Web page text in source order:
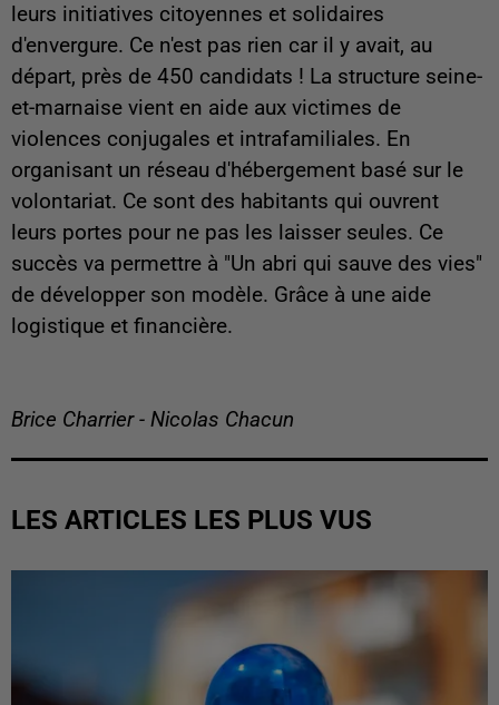
leurs initiatives citoyennes et solidaires
d'envergure. Ce n'est pas rien car il y avait, au
départ, près de 450 candidats ! La structure seine-
et-marnaise vient en aide aux victimes de
violences conjugales et intrafamiliales. En
organisant un réseau d'hébergement basé sur le
volontariat. Ce sont des habitants qui ouvrent
leurs portes pour ne pas les laisser seules. Ce
succès va permettre à "Un abri qui sauve des vies"
de développer son modèle. Grâce à une aide
logistique et financière.
Brice Charrier - Nicolas Chacun
LES ARTICLES LES PLUS VUS